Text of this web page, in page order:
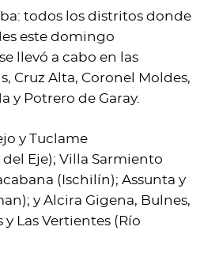
todos los distritos donde
este domingo
llevó a cabo en las
Cruz Alta, Coronel Moldes,
y Potrero de Garay.
y Tuclame
Eje); Villa Sarmiento
(Ischilín); Assunta y
y Alcira Gigena, Bulnes,
y Las Vertientes (Río